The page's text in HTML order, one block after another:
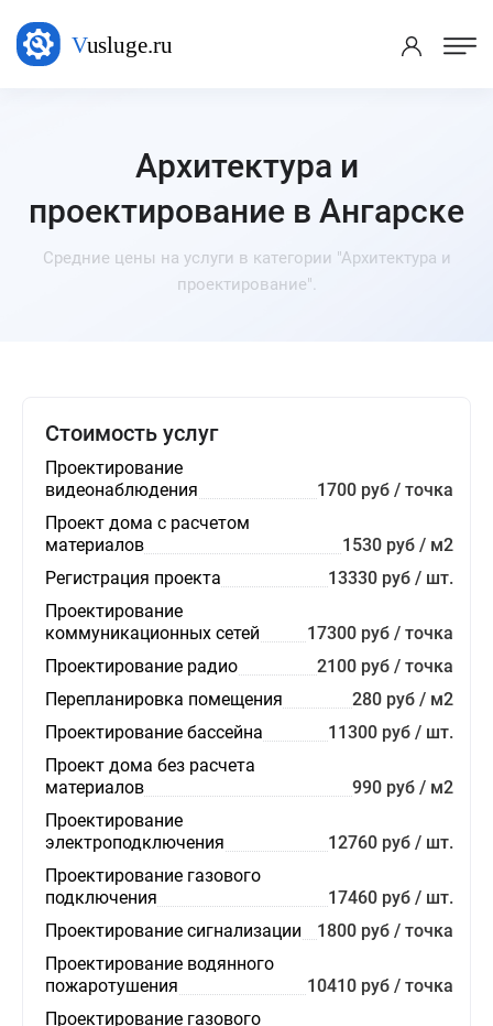
Архитектура и
проектирование в Ангарске
Средние цены на услуги в категории "Архитектура и
проектирование".
Стоимость услуг
Проектирование
видеонаблюдения
1700 руб / точка
Проект дома с расчетом
материалов
1530 руб / м2
Регистрация проекта
13330 руб / шт.
Проектирование
коммуникационных сетей
17300 руб / точка
Проектирование радио
2100 руб / точка
Перепланировка помещения
280 руб / м2
Проектирование бассейна
11300 руб / шт.
Проект дома без расчета
материалов
990 руб / м2
Проектирование
электроподключения
12760 руб / шт.
Проектирование газового
подключения
17460 руб / шт.
Проектирование сигнализации
1800 руб / точка
Проектирование водянного
пожаротушения
10410 руб / точка
Проектирование газового